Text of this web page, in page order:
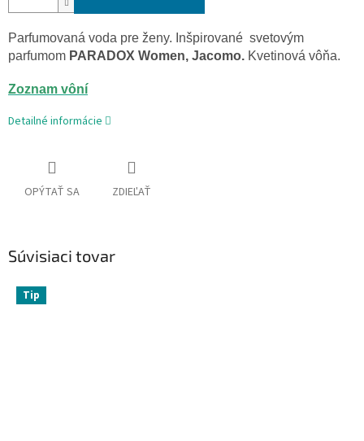
Parfumovaná voda pre ženy. Inšpirované svetovým
parfumom PARADOX Women, Jacomo. Kvetinová vôňa.
Zoznam vôní
Detailné informácie
OPÝTAŤ SA ZDIEĽAŤ
Súvisiaci tovar
Tip